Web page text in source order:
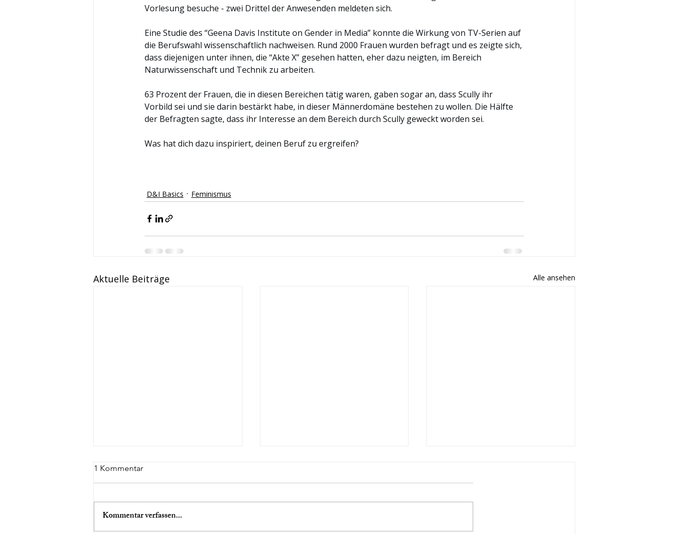
Vorlesung besuche - zwei Drittel der Anwesenden meldeten sich.
Eine Studie des “Geena Davis Institute on Gender in Media” konnte die Wirkung von TV-Serien auf
die Berufswahl wissenschaftlich nachweisen. Rund 2000 Frauen wurden befragt und es zeigte sich,
dass diejenigen unter ihnen, die “Akte X” gesehen hatten, eher dazu neigten, im Bereich
Naturwissenschaft und Technik zu arbeiten.
63 Prozent der Frauen, die in diesen Bereichen tätig waren, gaben sogar an, dass Scully ihr
Vorbild sei und sie darin bestärkt habe, in dieser Männerdomäne bestehen zu wollen. Die Hälfte
der Befragten sagte, dass ihr Interesse an dem Bereich durch Scully geweckt worden sei.
Was hat dich dazu inspiriert, deinen Beruf zu ergreifen?
D&I Basics Feminismus
Aktuelle Beiträge Alle ansehen
1 Kommentar
Kommentar verfassen...